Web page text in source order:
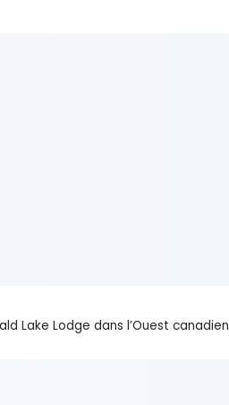
Lake Lodge dans l’Ouest canadien